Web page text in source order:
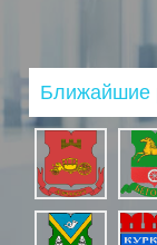
Ближайшие